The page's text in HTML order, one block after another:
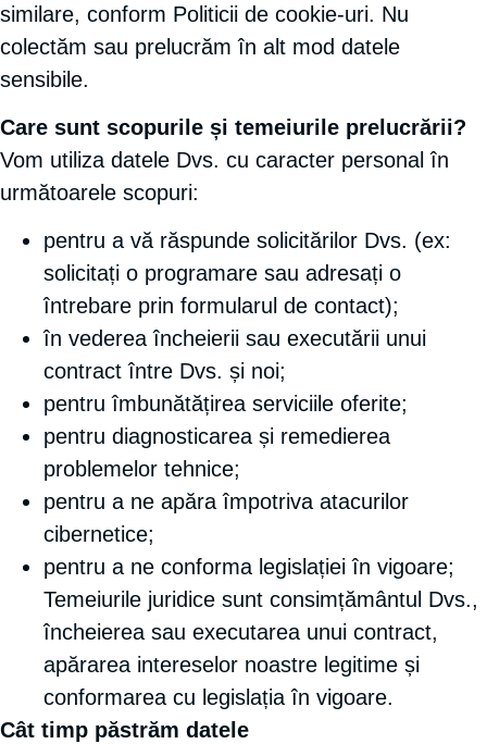
similare, conform Politicii de cookie-uri. Nu
colectăm sau prelucrăm în alt mod datele
sensibile.
Care sunt scopurile și temeiurile prelucrării?
Vom utiliza datele Dvs. cu caracter personal în
următoarele scopuri:
pentru a vă răspunde solicitărilor Dvs. (ex:
solicitați o programare sau adresați o
întrebare prin formularul de contact);
în vederea încheierii sau executării unui
contract între Dvs. și noi;
pentru îmbunătățirea serviciile oferite;
pentru diagnosticarea și remedierea
problemelor tehnice;
pentru a ne apăra împotriva atacurilor
cibernetice;
pentru a ne conforma legislației în vigoare;
Temeiurile juridice sunt consimțământul Dvs.,
încheierea sau executarea unui contract,
apărarea intereselor noastre legitime și
conformarea cu legislația în vigoare.
Cât timp păstrăm datele